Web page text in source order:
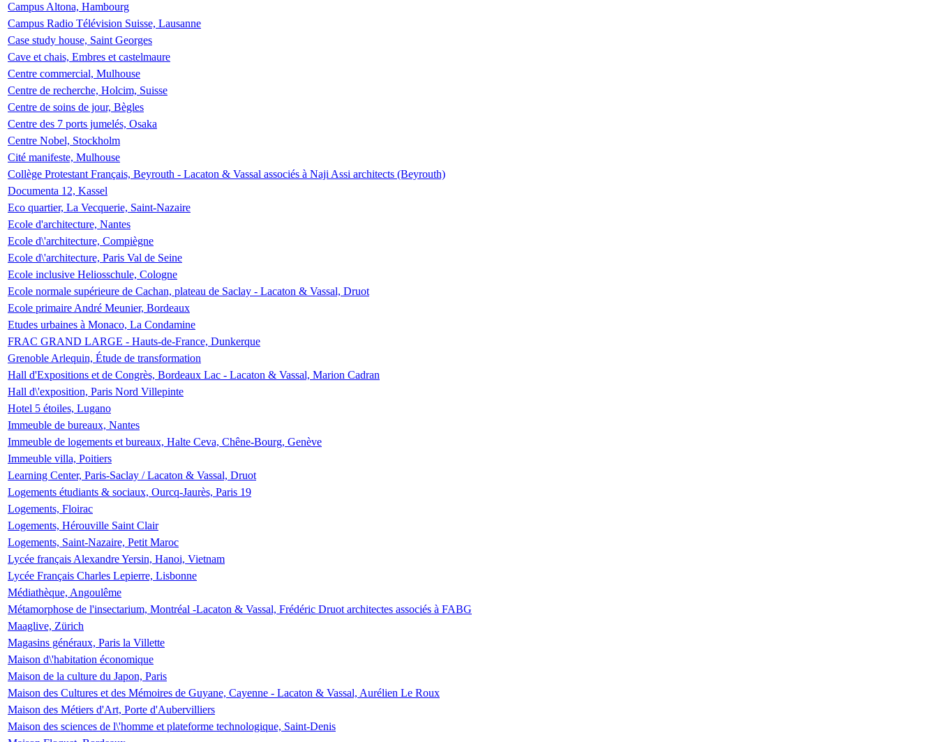
Campus Altona, Hambourg
Campus Radio Télévision Suisse, Lausanne
Case study house, Saint Georges
Cave et chais, Embres et castelmaure
Centre commercial, Mulhouse
Centre de recherche, Holcim, Suisse
Centre de soins de jour, Bègles
Centre des 7 ports jumelés, Osaka
Centre Nobel, Stockholm
Cité manifeste, Mulhouse
Collège Protestant Français, Beyrouth - Lacaton & Vassal associés à Naji Assi architects (Beyrouth)
Documenta 12, Kassel
Eco quartier, La Vecquerie, Saint-Nazaire
Ecole d'architecture, Nantes
Ecole d\'architecture, Compiègne
Ecole d\'architecture, Paris Val de Seine
Ecole inclusive Heliosschule, Cologne
Ecole normale supérieure de Cachan, plateau de Saclay - Lacaton & Vassal, Druot
Ecole primaire André Meunier, Bordeaux
Etudes urbaines à Monaco, La Condamine
FRAC GRAND LARGE - Hauts-de-France, Dunkerque
Grenoble Arlequin, Étude de transformation
Hall d'Expositions et de Congrès, Bordeaux Lac - Lacaton & Vassal, Marion Cadran
Hall d\'exposition, Paris Nord Villepinte
Hotel 5 étoiles, Lugano
Immeuble de bureaux, Nantes
Immeuble de logements et bureaux, Halte Ceva, Chêne-Bourg, Genève
Immeuble villa, Poitiers
Learning Center, Paris-Saclay / Lacaton & Vassal, Druot
Logements étudiants & sociaux, Ourcq-Jaurès, Paris 19
Logements, Floirac
Logements, Hérouville Saint Clair
Logements, Saint-Nazaire, Petit Maroc
Lycée français Alexandre Yersin, Hanoi, Vietnam
Lycée Français Charles Lepierre, Lisbonne
Médiathèque, Angoulême
Métamorphose de l'insectarium, Montréal -Lacaton & Vassal, Frédéric Druot architectes associés à FABG
Maaglive, Zürich
Magasins généraux, Paris la Villette
Maison d\'habitation économique
Maison de la culture du Japon, Paris
Maison des Cultures et des Mémoires de Guyane, Cayenne - Lacaton & Vassal, Aurélien Le Roux
Maison des Métiers d'Art, Porte d'Aubervilliers
Maison des sciences de l\'homme et plateforme technologique, Saint-Denis